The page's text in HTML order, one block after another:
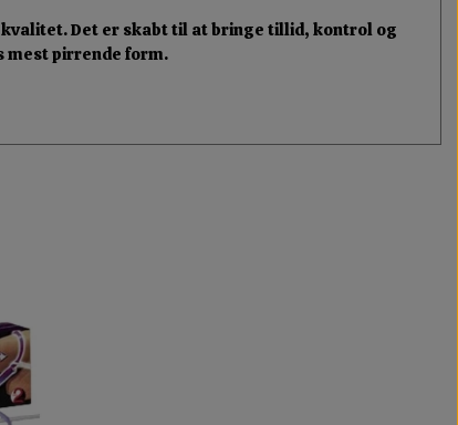
Det er skabt til at bringe tillid, kontrol og
mest pirrende form.